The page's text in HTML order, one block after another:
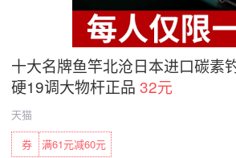
十大名牌鱼竿北沧日本进口碳素
硬19调大物杆正品 32元
天猫
满61元减60元
券